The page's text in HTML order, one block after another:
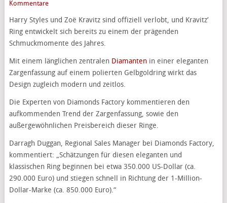
Kommentare
Harry Styles und Zoë Kravitz sind offiziell verlobt, und Kravitz’
Ring entwickelt sich bereits zu einem der prägenden
Schmuckmomente des Jahres.
Mit einem länglichen zentralen Diamantenin einer eleganten
Zargenfassung auf einem polierten Gelbgoldring wirkt das
Design zugleich modern und zeitlos.
Die Experten von Diamonds Factory kommentieren den
aufkommenden Trend der Zargenfassung, sowie den
außergewöhnlichen Preisbereich dieser Ringe.
Darragh Duggan, Regional Sales Manager bei Diamonds Factory,
kommentiert: „Schätzungen für diesen eleganten und
klassischen Ring beginnen bei etwa 350.000 US-Dollar (ca.
290.000 Euro) und stiegen schnell in Richtung der 1-Million-
Dollar-Marke (ca. 850.000 Euro).“